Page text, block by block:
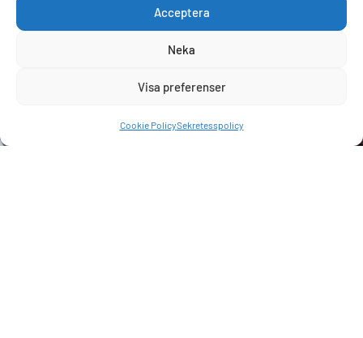
Acceptera
Neka
Visa preferenser
Cookie PolicySekretesspolicy